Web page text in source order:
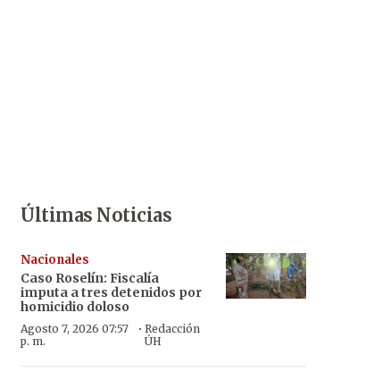
Últimas Noticias
Nacionales
Caso Roselín: Fiscalía
imputa a tres detenidos por
homicidio doloso
Agosto 7, 2026 07:57
p. m.
· Redacción
ÚH